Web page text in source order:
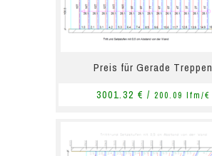
Preis für Gerade Treppen
3001.32 € / 200.09 lfm/€